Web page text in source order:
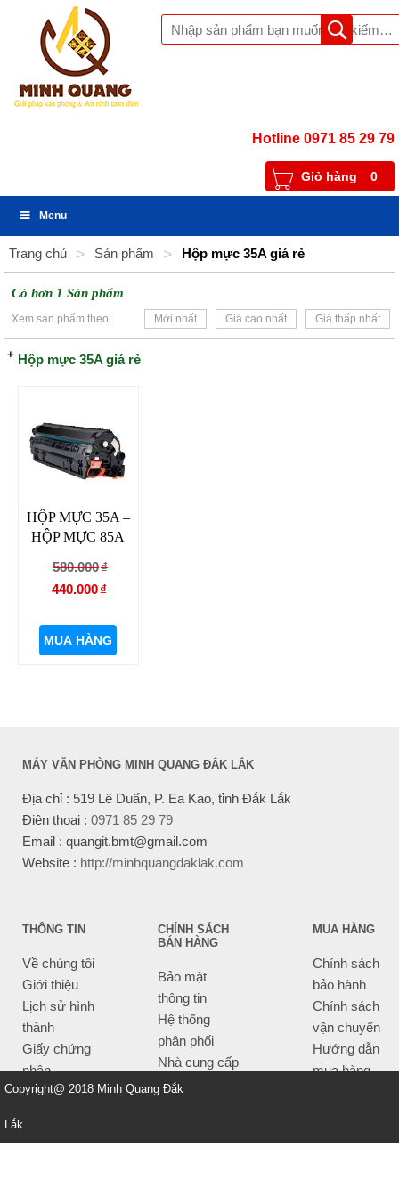
Hotline 0971 85 29 79
Giỏ hàng 0
Menu
Trang chủ > Sản phẩm > Hộp mực 35A giá rẻ
Có hơn 1 Sản phẩm
Xem sản phẩm theo: Mới nhất Giá cao nhất Giá thấp nhất
Hộp mực 35A giá rẻ
HỘP MỰC 35A –
HỘP MỰC 85A
580.000₫
580.000₫.
440.000₫
là:
440.000₫.
MUA HÀNG
MÁY VĂN PHÒNG MINH QUANG ĐẮK LẮK
Địa chỉ : 519 Lê Duẩn, P. Ea Kao, tỉnh Đắk Lắk
Điện thoại : 0971 85 29 79
Email : quangit.bmt@gmail.com
Website : http://minhquangdaklak.com
THÔNG TIN
Về chúng tôi
Giới thiệu
Lịch sử hình
thành
Giấy chứng
nhận
CHÍNH SÁCH
BÁN HÀNG
Bảo mật
thông tin
Hệ thống
phân phối
Nhà cung cấp
Tiêu chí bán
MUA HÀNG
Chính sách
bảo hành
Chính sách
vận chuyển
Hướng dẫn
mua hàng
Copyright@ 2018 Minh Quang Đắk
Lắk